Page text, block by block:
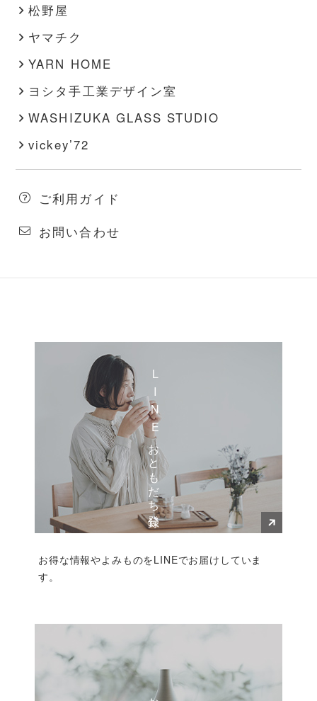
松野屋
ヤマチク
YARN HOME
ヨシタ手工業デザイン室
WASHIZUKA GLASS STUDIO
vickey’72
ご利用ガイド
お問い合わせ
LINEおともだち登録
お得な情報やよみものをLINEでお届けしていま
す。